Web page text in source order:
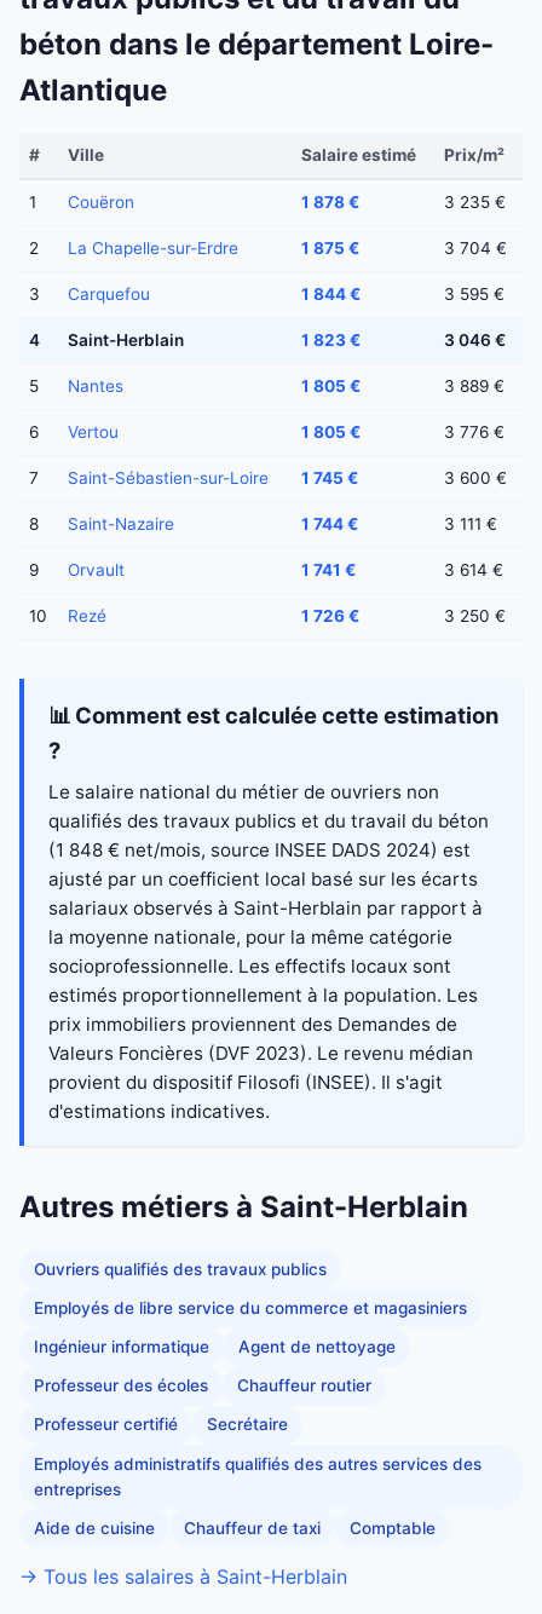
béton dans le département Loire-
Atlantique
# Ville Salaire estimé Prix/m²
1 Couëron 1 878 € 3 235 €
2 La Chapelle-sur-Erdre 1 875 € 3 704 €
3 Carquefou 1 844 € 3 595 €
4 Saint-Herblain 1 823 € 3 046 €
5 Nantes 1 805 € 3 889 €
6 Vertou 1 805 € 3 776 €
7 Saint-Sébastien-sur-Loire 1 745 € 3 600 €
8 Saint-Nazaire 1 744 € 3 111 €
9 Orvault 1 741 € 3 614 €
10 Rezé 1 726 € 3 250 €
📊 Comment est calculée cette estimation
?
Le salaire national du métier de ouvriers non
qualifiés des travaux publics et du travail du béton
(1 848 € net/mois, source INSEE DADS 2024) est
ajusté par un coefficient local basé sur les écarts
salariaux observés à Saint-Herblain par rapport à
la moyenne nationale, pour la même catégorie
socioprofessionnelle. Les effectifs locaux sont
estimés proportionnellement à la population. Les
prix immobiliers proviennent des Demandes de
Valeurs Foncières (DVF 2023). Le revenu médian
provient du dispositif Filosofi (INSEE). Il s'agit
d'estimations indicatives.
Autres métiers à Saint-Herblain
Ouvriers qualifiés des travaux publics
Employés de libre service du commerce et magasiniers
Ingénieur informatique Agent de nettoyage
Professeur des écoles Chauffeur routier
Professeur certifié Secrétaire
Employés administratifs qualifiés des autres services des
entreprises
Aide de cuisine Chauffeur de taxi Comptable
→ Tous les salaires à Saint-Herblain